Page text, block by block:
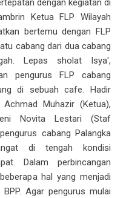
dengan kegiatan di
Ketua FLP Wilayah
bertemu dengan FLP
cabang dari dua cabang
Lepas sholat Isya',
pengurus FLP cabang
di sebuah cafe. Hadir
Muhazir (Ketua),
Novita Lestari (Staf
cabang Palangka
di tengah kondisi
Dalam perbincangan
hal yang menjadi
Agar pengurus mulai